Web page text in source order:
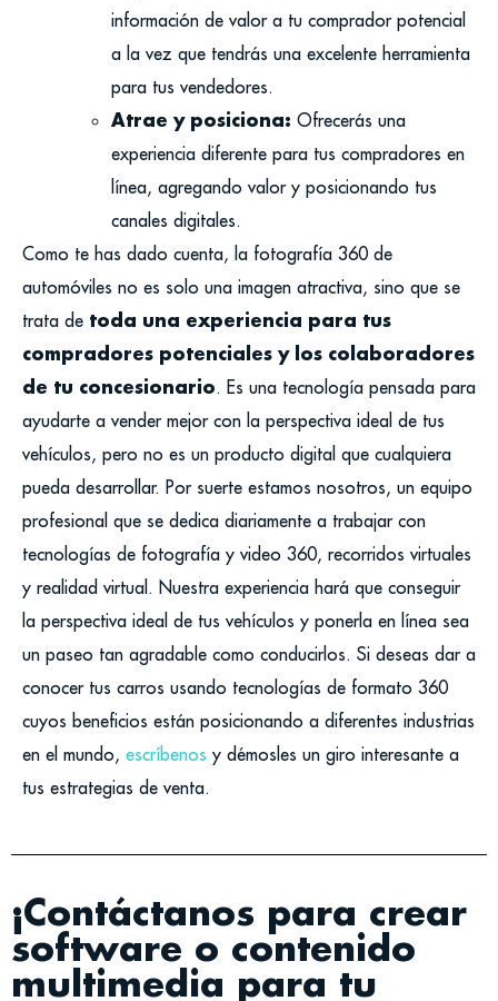
información de valor a tu comprador potencial
a la vez que tendrás una excelente herramienta
para tus vendedores.
Atrae y posiciona: Ofrecerás una
experiencia diferente para tus compradores en
línea, agregando valor y posicionando tus
canales digitales.
Como te has dado cuenta, la fotografía 360 de
automóviles no es solo una imagen atractiva, sino que se
trata de toda una experiencia para tus
compradores potenciales y los colaboradores
de tu concesionario. Es una tecnología pensada para
ayudarte a vender mejor con la perspectiva ideal de tus
vehículos, pero no es un producto digital que cualquiera
pueda desarrollar. Por suerte estamos nosotros, un equipo
profesional que se dedica diariamente a trabajar con
tecnologías de fotografía y video 360, recorridos virtuales
y realidad virtual. Nuestra experiencia hará que conseguir
la perspectiva ideal de tus vehículos y ponerla en línea sea
un paseo tan agradable como conducirlos. Si deseas dar a
conocer tus carros usando tecnologías de formato 360
cuyos beneficios están posicionando a diferentes industrias
en el mundo, escríbenos y démosles un giro interesante a
tus estrategias de venta.
¡Contáctanos para crear
software o contenido
multimedia para tu